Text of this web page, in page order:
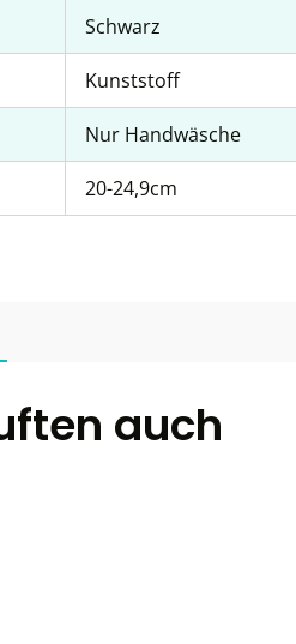
Schwarz
Kunststoff
Nur Handwäsche
20-24,9cm
auch